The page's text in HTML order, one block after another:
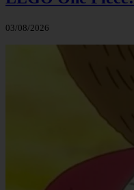
03/08/2026